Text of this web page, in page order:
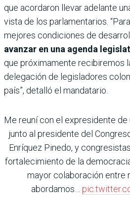
que acordaron llevar adelante
vista de los parlamentarios.
mejores condiciones de
avanzar en una agenda
que próximamente recibiremos
delegación de legisladores
país”, detalló el mandatario.
Me reuní con el expresidente de
junto al presidente del
Enríquez Pinedo, y
fortalecimiento de la
mayor colaboración entre
abordamos…